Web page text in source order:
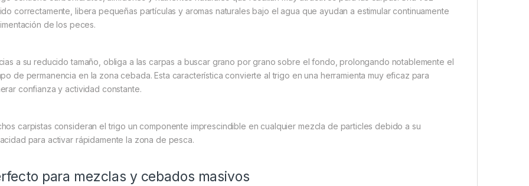
correctamente, libera pequeñas partículas y aromas naturales bajo el agua que ayudan a estimular continuamente
de los peces.
a su reducido tamaño, obliga a las carpas a buscar grano por grano sobre el fondo, prolongando notablemente el
de permanencia en la zona cebada. Esta característica convierte al trigo en una herramienta muy eficaz para
confianza y actividad constante.
carpistas consideran el trigo un componente imprescindible en cualquier mezcla de particles debido a su
para activar rápidamente la zona de pesca.
para mezclas y cebados masivos